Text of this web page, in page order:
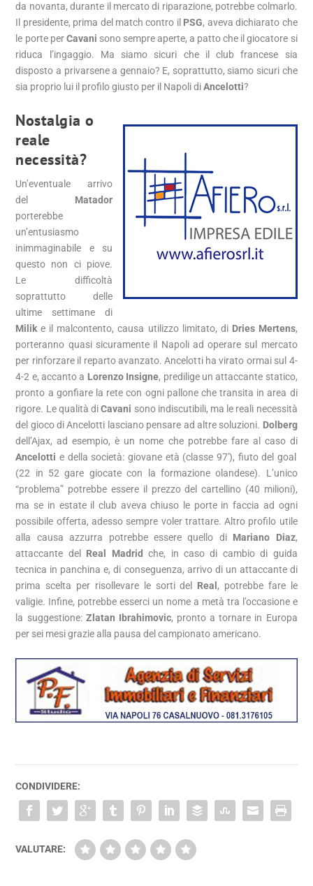
da novanta, durante il mercato di riparazione, potrebbe colmarlo.
Il presidente, prima del match contro il PSG, aveva dichiarato che
le porte perCavani sono sempre aperte, a patto che il giocatore si
riduca l’ingaggio. Ma siamo sicuri che il club francese sia
disposto a privarsene a gennaio? E, soprattutto, siamo sicuri che
sia proprio lui il profilo giusto per il Napoli diAncelotti?
Nostalgia o
reale
necessità?
Un’eventuale arrivo
del Matador
porterebbe
un’entusiasmo
inimmaginabile e su
questo non ci piove.
Le difficoltà
soprattutto delle
ultime settimane di
Milike il malcontento, causa utilizzo limitato, di Dries Mertens,
porteranno quasi sicuramente il Napoli ad operare sul mercato
per rinforzare il reparto avanzato. Ancelotti ha virato ormai sul 4-
4-2 e, accanto a Lorenzo Insigne, predilige un attaccante statico,
pronto a gonfiare la rete con ogni pallone che transita in area di
rigore. Le qualità diCavani sono indiscutibili, ma le reali necessità
del gioco di Ancelotti lasciano pensare ad altre soluzioni. Dolberg
dell’Ajax, ad esempio, è un nome che potrebbe fare al caso di
Ancelotti e della società: giovane età (classe 97′), fiuto del goal
(22 in 52 gare giocate con la formazione olandese). L’unico
“problema” potrebbe essere il prezzo del cartellino (40 milioni),
ma se in estate il club aveva chiuso le porte in faccia ad ogni
possibile offerta, adesso sempre voler trattare. Altro profilo utile
alla causa azzurra potrebbe essere quello di Mariano Diaz,
attaccante del Real Madrid che, in caso di cambio di guida
tecnica in panchina e, di conseguenza, arrivo di un attaccante di
prima scelta per risollevare le sorti del Real , potrebbe fare le
valigie. Infine, potrebbe esserci un nome a metà tra l’occasione e
la suggestione: Zlatan Ibrahimovic, pronto a tornare in Europa
per sei mesi grazie alla pausa del campionato americano.
CONDIVIDERE:
VALUTARE: